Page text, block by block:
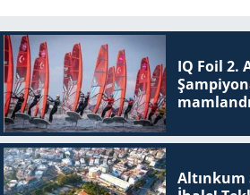
IQ Foil 2.
mam­lan­dı
Altınkum